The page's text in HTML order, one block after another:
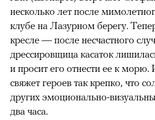
несколько лет после
клубе на Лазурном берегу.
кресле — после несчастного
дрессировщица касаток
и просит его отнести ее к морю.
свяжет героев так крепко, что
других эмоционально-
два часа.